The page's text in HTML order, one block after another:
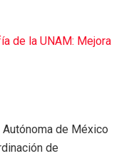
de la UNAM: Mejora
Autónoma de México
de